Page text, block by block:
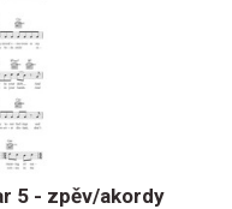
5 - zpěv/akordy